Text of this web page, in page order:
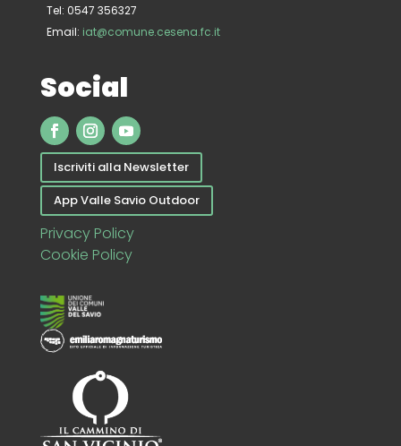
Tel: 0547 356327
Email: iat@comune.cesena.fc.it
Social
Iscriviti alla Newsletter
App Valle Savio Outdoor
Privacy Policy
Cookie Policy